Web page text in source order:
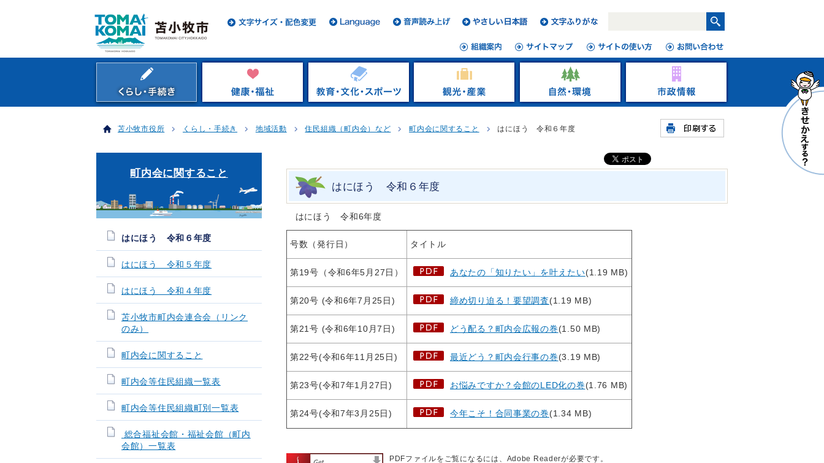
苫小牧市役所 くらし・手続き 地域活動 住民組織（町内会）など 町内会に関すること はにほう 令和６年度
はにほう 令和６年度
はにほう 令和6年度
号数（発行日） タイトル
第19号（令和6年5月27日） あなたの「知りたい」を叶えたい(1.19 MB)
第20号 (令和6年7月25日) 締め切り迫る！要望調査(1.19 MB)
第21号 (令和6年10月7日) どう配る？町内会広報の巻(1.50 MB)
第22号(令和6年11月25日) 最近どう？町内会行事の巻(3.19 MB)
第23号(令和7年1月27日) お悩みですか？会館のLED化の巻(1.76 MB)
第24号(令和7年3月25日) 今年こそ！合同事業の巻(1.34 MB)
PDFファイルをご覧になるには、Adobe Readerが必要です。
町内会に関すること
はにほう 令和６年度
はにほう 令和５年度
はにほう 令和４年度
苫小牧市町内会連合会（リンク
のみ）
町内会に関すること
町内会等住民組織一覧表
町内会等住民組織町別一覧表
総合福祉会館・福祉会館（町内
会館）一覧表